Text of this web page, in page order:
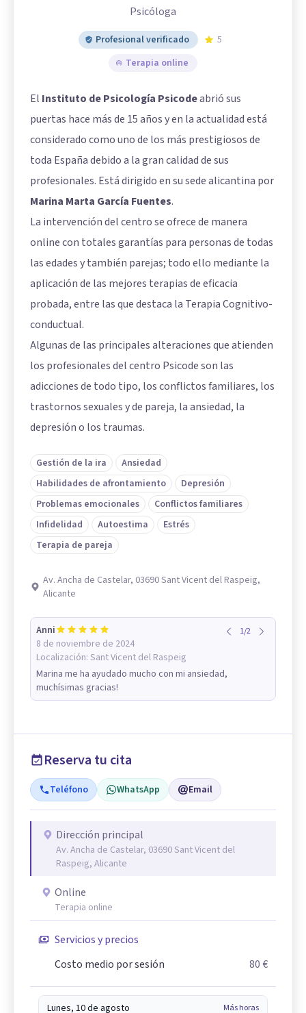
Psicóloga
Profesional verificado
5
Terapia online
El Instituto de Psicología Psicodeabrió sus
puertas hace más de 15 años y en la actualidad está
considerado como uno de los más prestigiosos de
toda España debido a la gran calidad de sus
profesionales. Está dirigido en su sede alicantina por
Marina Marta García Fuentes.
La intervención del centro se ofrece de manera
online con totales garantías para personas de todas
las edades y también parejas; todo ello mediante la
aplicación de las mejores terapias de eficacia
probada, entre las que destaca la Terapia Cognitivo-
conductual.
Algunas de las principales alteraciones que atienden
los profesionales del centro Psicode son las
adicciones de todo tipo, los conflictos familiares, los
trastornos sexuales y de pareja, la ansiedad, la
depresión o los traumas.
Gestión de la ira
Ansiedad
Habilidades de afrontamiento
Depresión
Problemas emocionales
Conflictos familiares
Infidelidad
Autoestima
Estrés
Terapia de pareja
Av. Ancha de Castelar, 03690 Sant Vicent del Raspeig,
Alicante
Anni
8 de noviembre de 2024
Localización: Sant Vicent del Raspeig
1/2
Marina me ha ayudado mucho con mi ansiedad,
muchísimas gracias!
Reserva tu cita
Teléfono WhatsApp Email
Dirección principal
Av. Ancha de Castelar, 03690 Sant Vicent del
Raspeig, Alicante
Online
Terapia online
Servicios y precios
Costo medio por sesión
80 €
Lunes, 10 de agosto Más horas